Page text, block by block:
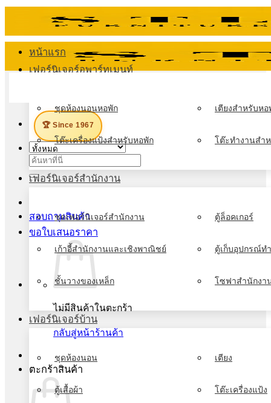
ยัง
เนื้อหา
🏆 Since 1967
ค้นหา:
สอบถามสินค้า
ขอใบเสนอราคา
ไม่มีสินค้าในตะกร้า
กลับสู่หน้าร้านค้า
ตะกร้าสินค้า
หน้าแรก
เฟอร์นิเจอร์อพาร์ทเมนท์
ชุดห้องนอนหอพัก เตียงสำหรับหอ
โต๊ะเครื่องแป้งสำหรับหอพัก โต๊ะทำงานสำ
เฟอร์นิเจอร์สำนักงาน
ชุดเฟอร์นิเจอร์สำนักงาน ตู้ล็อคเกอร์
เก้าอี้สำนักงานและเชิงพาณิชย์ ตู้เก็บอุปกรณ์ท
ชั้นวางของเหล็ก โซฟาสำนักงา
เฟอร์นิเจอร์บ้าน
ชุดห้องนอน เตียง
ตู้เสื้อผ้า โต๊ะเครื่องแป้ง